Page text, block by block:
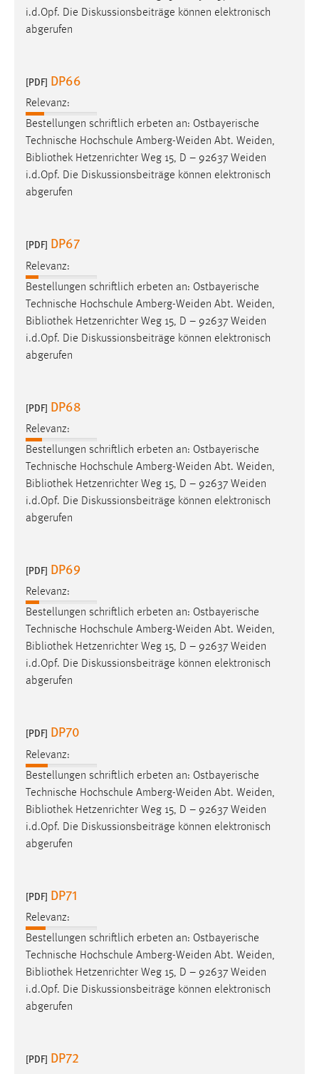
i.d.Opf. Die Diskussionsbeiträge können elektronisch
abgerufen
[PDF] DP66
Relevanz:
Bestellungen schriftlich erbeten an: Ostbayerische
Technische Hochschule Amberg-Weiden Abt. Weiden,
Bibliothek Hetzenrichter Weg 15, D – 92637 Weiden
i.d.Opf. Die Diskussionsbeiträge können elektronisch
abgerufen
[PDF] DP67
Relevanz:
Bestellungen schriftlich erbeten an: Ostbayerische
Technische Hochschule Amberg-Weiden Abt. Weiden,
Bibliothek Hetzenrichter Weg 15, D – 92637 Weiden
i.d.Opf. Die Diskussionsbeiträge können elektronisch
abgerufen
[PDF] DP68
Relevanz:
Bestellungen schriftlich erbeten an: Ostbayerische
Technische Hochschule Amberg-Weiden Abt. Weiden,
Bibliothek Hetzenrichter Weg 15, D – 92637 Weiden
i.d.Opf. Die Diskussionsbeiträge können elektronisch
abgerufen
[PDF] DP69
Relevanz:
Bestellungen schriftlich erbeten an: Ostbayerische
Technische Hochschule Amberg-Weiden Abt. Weiden,
Bibliothek Hetzenrichter Weg 15, D – 92637 Weiden
i.d.Opf. Die Diskussionsbeiträge können elektronisch
abgerufen
[PDF] DP70
Relevanz:
Bestellungen schriftlich erbeten an: Ostbayerische
Technische Hochschule Amberg-Weiden Abt. Weiden,
Bibliothek Hetzenrichter Weg 15, D – 92637 Weiden
i.d.Opf. Die Diskussionsbeiträge können elektronisch
abgerufen
[PDF] DP71
Relevanz:
Bestellungen schriftlich erbeten an: Ostbayerische
Technische Hochschule Amberg-Weiden Abt. Weiden,
Bibliothek Hetzenrichter Weg 15, D – 92637 Weiden
i.d.Opf. Die Diskussionsbeiträge können elektronisch
abgerufen
[PDF] DP72
Cookie Laufzeit:
MARKETING
Marketing Cookies werden von Drittanbietern
verwendet, um personalisierte Werbung anzuzeigen.
Sie tun dies, indem sie Besucher über Websites
hinweg verfolgen.
_gcl_au
Google Ireland Limited
Zweck:
Conversion-Tracking
Cookie Laufzeit:
Name:
_fbp
Anbieter:
Facebook
Cookie Laufzeit:
3 Monate
EXTERNE MEDIEN
Um Inhalte von Videoplattformen und Social Media
Plattformen anzeigen zu können, werden von diesen
YouTube
Vimeo